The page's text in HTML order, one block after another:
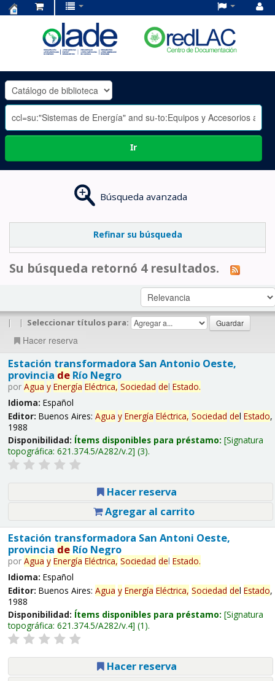
OLADE
-
Ir
Búsqueda avanzada
Refinar su búsqueda
Su búsqueda retornó 4 resultados.
| | Seleccionar títulos para:
Hacer reserva
Estación transformadora San Antonio Oeste,
provincia deRío Negro
por Agua y Energía Eléctrica, Sociedad del Estado.
Idioma: Español
Editor: Buenos Aires: Agua y Energía Eléctrica, Sociedad del Estado,
1988
Disponibilidad: Ítems disponibles para préstamo: Signatura
topográfica: 621.374.5/A282/v.2 (3).
Hacer reserva
Agregar al carrito
Estación transformadora San Antoni Oeste,
provincia deRío Negro
por Agua y Energía Eléctrica, Sociedad del Estado.
Idioma: Español
Editor: Buenos Aires: Agua y Energía Eléctrica, Sociedad del Estado,
1988
Disponibilidad: Ítems disponibles para préstamo: Signatura
topográfica: 621.374.5/A282/v.4 (1).
Hacer reserva